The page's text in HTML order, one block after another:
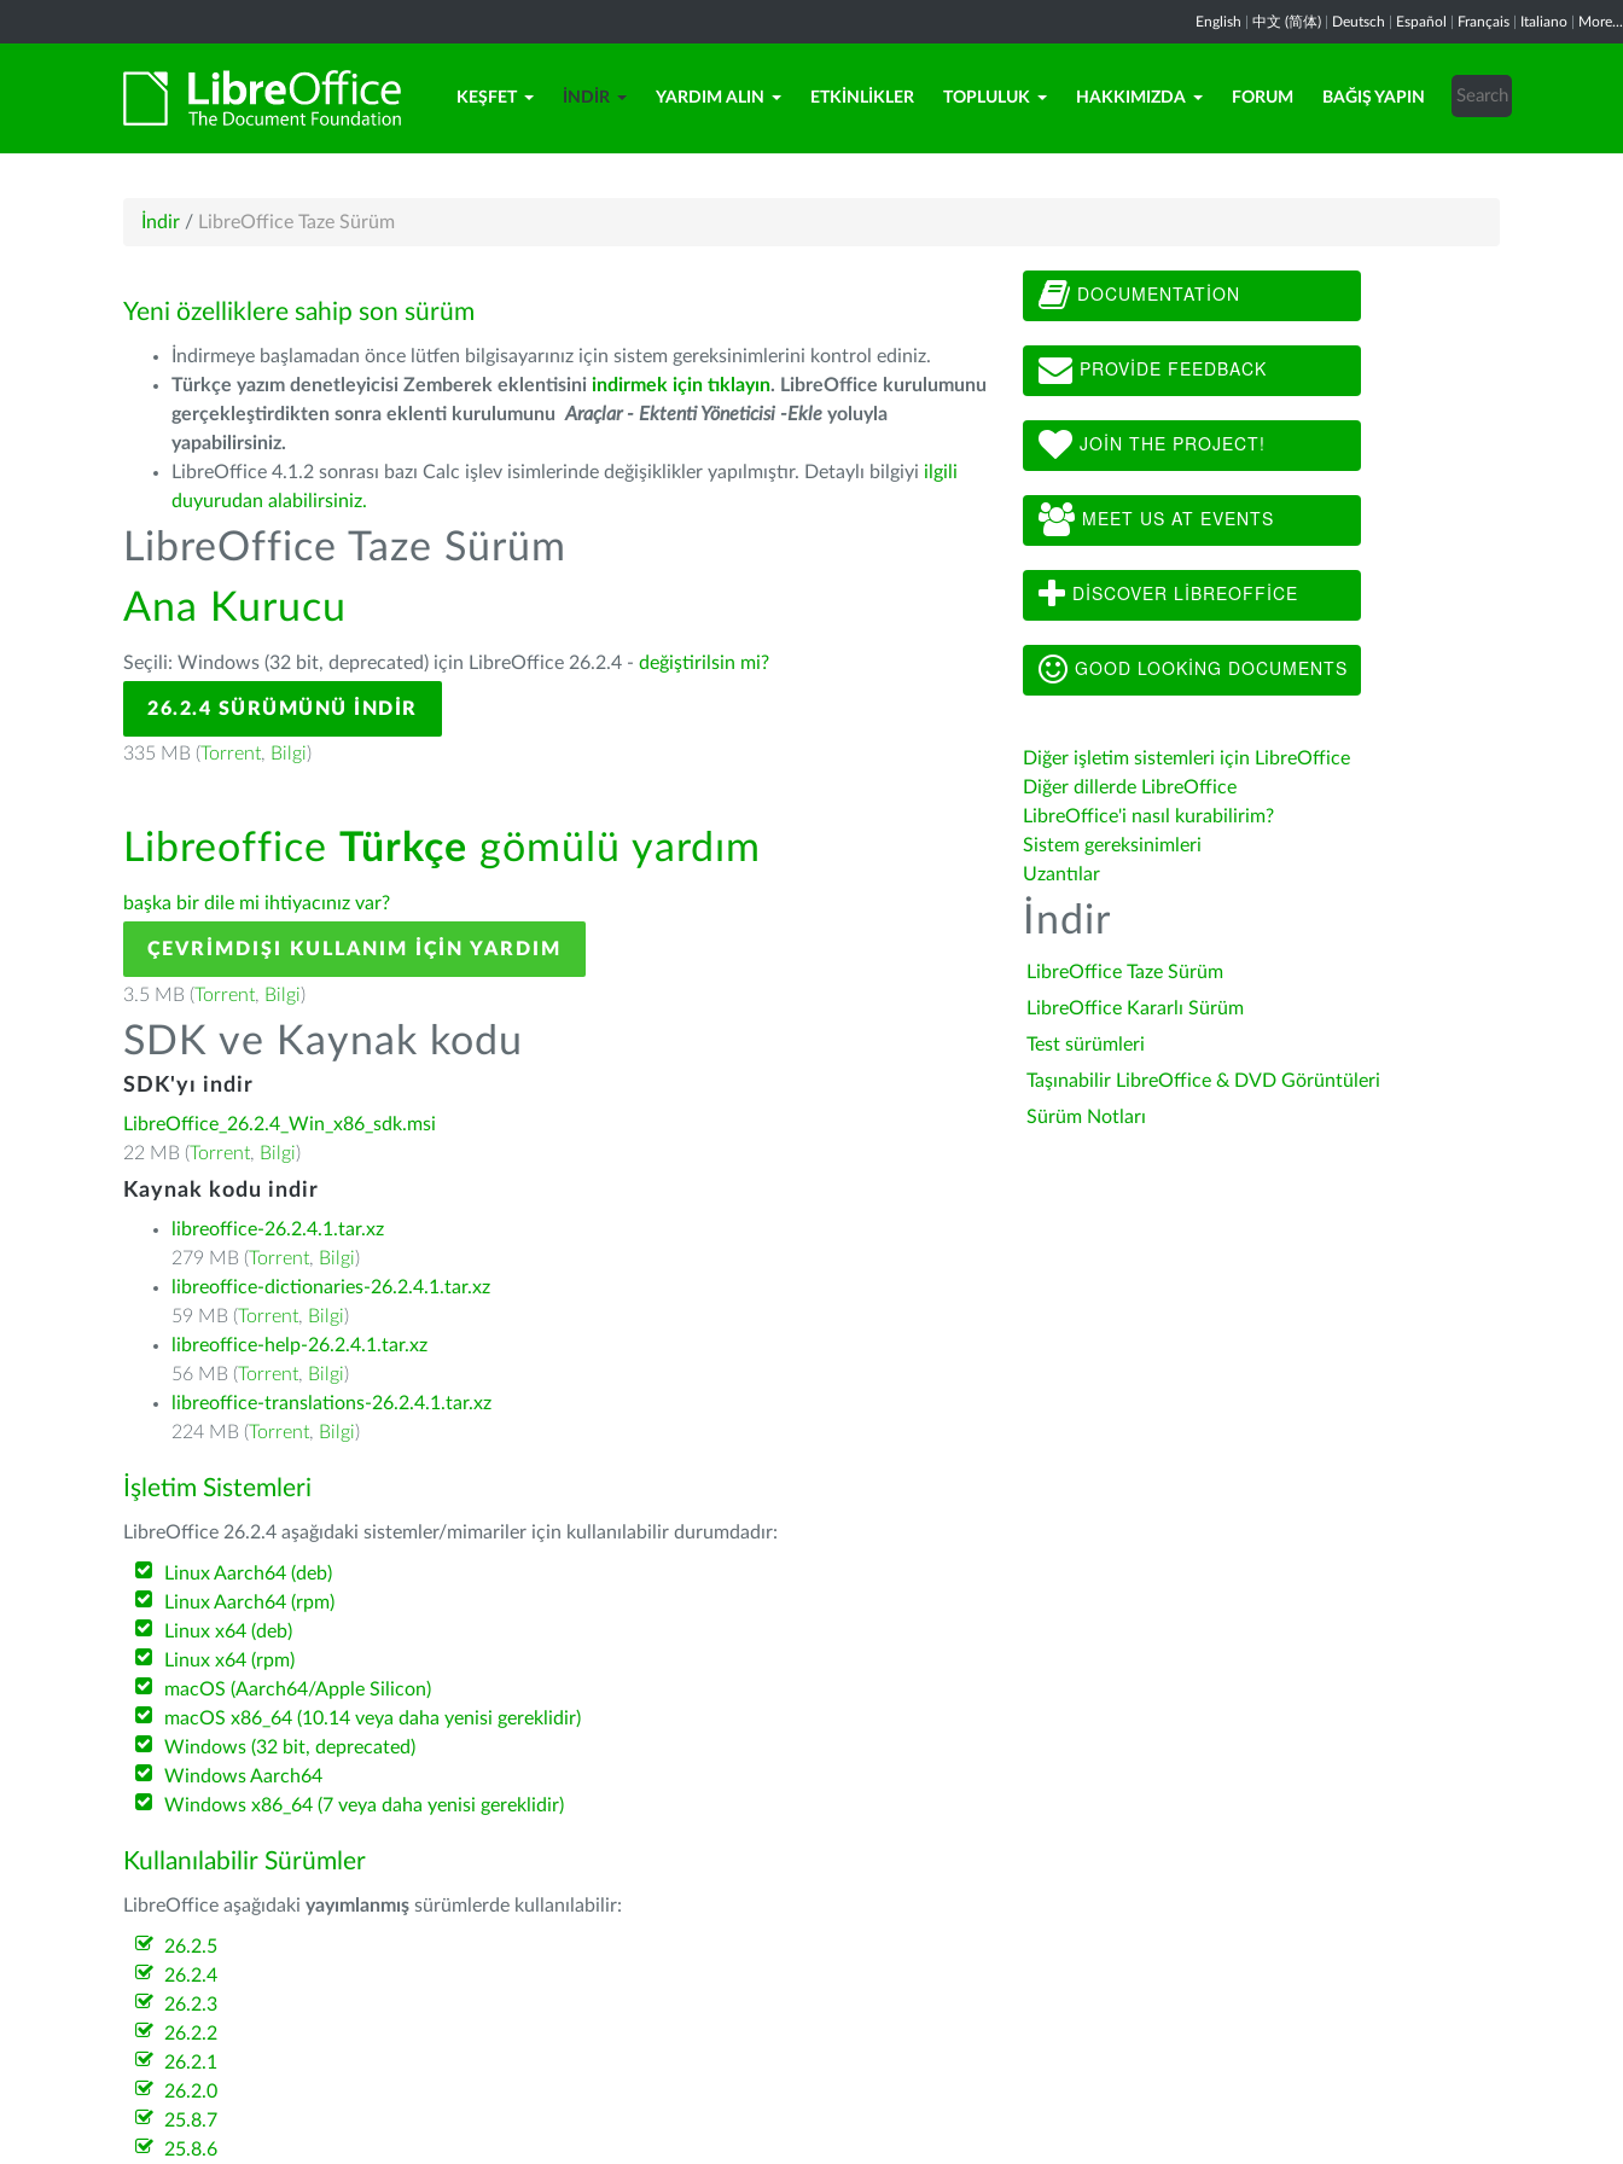
English 中文 (简体) Deutsch Español Français Italiano More...
KEŞFET İNDIR YARDIM ALIN ETKINLIKLER TOPLULUK HAKKIMIZDA FORUM BAĞIŞ YAPIN
İndir / LibreOffice Taze Sürüm
Yeni özelliklere sahip son sürüm
İndirmeye başlamadan önce lütfen bilgisayarınız için sistem gereksinimlerini kontrol ediniz.
Türkçe yazım denetleyicisi Zemberek eklentisini indirmek için tıklayın. LibreOffice kurulumunu
gerçekleştirdikten sonra eklenti kurulumunu Araçlar - Ektenti Yöneticisi -Ekle yoluyla
yapabilirsiniz.
LibreOffice 4.1.2 sonrası bazı Calc işlev isimlerinde değişiklikler yapılmıştır. Detaylı bilgiyi ilgili
duyurudan alabilirsiniz.
LibreOffice Taze Sürüm
Ana Kurucu
Seçili: Windows (32 bit, deprecated) için LibreOffice 26.2.4 - değiştirilsin mi?
26.2.4 SÜRÜMÜNÜ İNDIR
335 MB (Torrent, Bilgi)
Libreoffice Türkçe gömülü yardım
başka bir dile mi ihtiyacınız var?
ÇEVRIMDIŞI KULLANIM IÇIN YARDIM
3.5 MB (Torrent, Bilgi)
SDK ve Kaynak kodu
SDK'yı indir
LibreOffice_26.2.4_Win_x86_sdk.msi
22 MB (Torrent, Bilgi)
Kaynak kodu indir
libreoffice-26.2.4.1.tar.xz
279 MB (Torrent, Bilgi)
libreoffice-dictionaries-26.2.4.1.tar.xz
59 MB (Torrent, Bilgi)
libreoffice-help-26.2.4.1.tar.xz
56 MB (Torrent, Bilgi)
libreoffice-translations-26.2.4.1.tar.xz
224 MB (Torrent, Bilgi)
İşletim Sistemleri
LibreOffice 26.2.4 aşağıdaki sistemler/mimariler için kullanılabilir durumdadır:
Linux Aarch64 (deb)
Linux Aarch64 (rpm)
Linux x64 (deb)
Linux x64 (rpm)
macOS (Aarch64/Apple Silicon)
macOS x86_64 (10.14 veya daha yenisi gereklidir)
Windows (32 bit, deprecated)
Windows Aarch64
Windows x86_64 (7 veya daha yenisi gereklidir)
Kullanılabilir Sürümler
LibreOffice aşağıdaki yayımlanmış sürümlerde kullanılabilir:
26.2.5
26.2.4
26.2.3
26.2.2
26.2.1
26.2.0
25.8.7
25.8.6
DOCUMENTATION
PROVIDE FEEDBACK
JOIN THE PROJECT!
MEET US AT EVENTS
DISCOVER LIBREOFFICE
GOOD LOOKING DOCUMENTS
Diğer işletim sistemleri için LibreOffice
Diğer dillerde LibreOffice
LibreOffice'i nasıl kurabilirim?
Sistem gereksinimleri
Uzantılar
İndir
LibreOffice Taze Sürüm
LibreOffice Kararlı Sürüm
Test sürümleri
Taşınabilir LibreOffice & DVD Görüntüleri
Sürüm Notları